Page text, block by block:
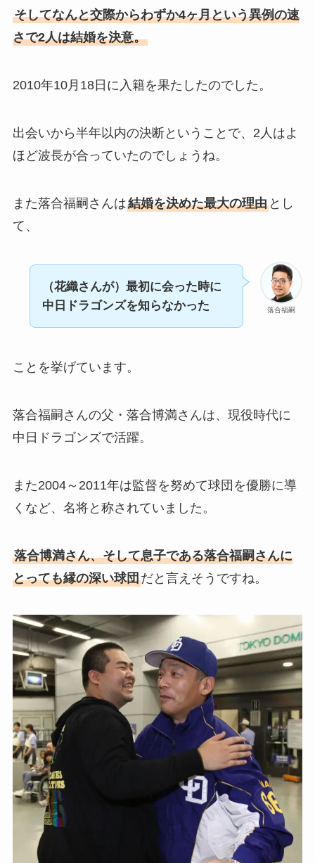
そしてなんと交際からわずか4ヶ月という異例の速
さで2人は結婚を決意。
2010年10月18日に入籍を果たしたのでした。
出会いから半年以内の決断ということで、2人はよ
ほど波長が合っていたのでしょうね。
また落合福嗣さんは結婚を決めた最大の理由とし
て、
落合福嗣
（花織さんが）最初に会った時に
中日ドラゴンズを知らなかった
ことを挙げています。
落合福嗣さんの父・落合博満さんは、現役時代に
中日ドラゴンズで活躍。
また2004～2011年は監督を努めて球団を優勝に導
くなど、名将と称されていました。
落合博満さん、そして息子である落合福嗣さんに
とっても縁の深い球団だと言えそうですね。